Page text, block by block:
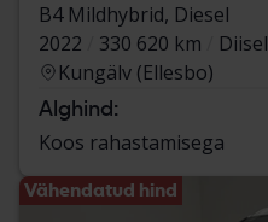
B4 Mildhybrid, Diesel
2022
330 620 km
Diisel
Kungälv (Ellesbo)
Alghind:
Koos rahastamisega
Vähendatud hind